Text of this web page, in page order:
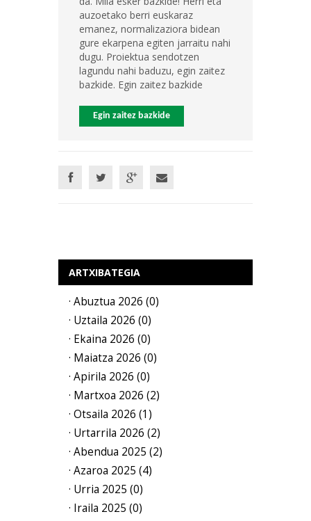
auzoetako berri euskaraz
emanez, normalizaziora bidean
gure ekarpena egiten jarraitu nahi
dugu. Proiektua sendotzen
lagundu nahi baduzu, egin zaitez
bazkide. Egin zaitez bazkide
Egin zaitez bazkide
ARTXIBATEGIA
· Abuztua 2026 (0)
· Uztaila 2026 (0)
· Ekaina 2026 (0)
· Maiatza 2026 (0)
· Apirila 2026 (0)
· Martxoa 2026 (2)
· Otsaila 2026 (1)
· Urtarrila 2026 (2)
· Abendua 2025 (2)
· Azaroa 2025 (4)
· Urria 2025 (0)
· Iraila 2025 (0)